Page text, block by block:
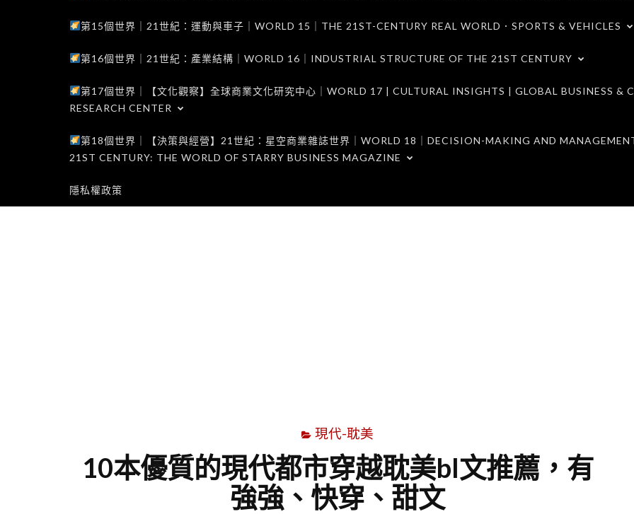
第15個世界｜21世紀：運動與車子｜WORLD 15｜THE 21ST-CENTURY REAL WORLD．SPORTS & VEHICLES
第16個世界｜21世紀：產業結構｜WORLD 16｜INDUSTRIAL STRUCTURE OF THE 21ST CENTURY
第17個世界｜【文化觀察】全球商業文化研究中心｜WORLD 17 | CULTURAL INSIGHTS | GLOBAL BUSINESS &
RESEARCH CENTER
第18個世界｜【決策與經營】21世紀：星空商業雜誌世界｜WORLD 18｜DECISION-MAKING AND
21ST CENTURY: THE WORLD OF STARRY BUSINESS MAGAZINE
隱私權政策
現代-耽美
10本優質的現代都市穿越耽美bl文推薦，有
強強、快穿、甜文